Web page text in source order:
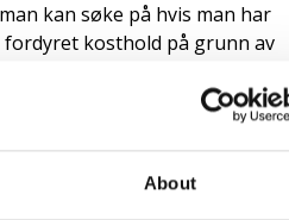
About
kan søke på hvis man har
kosthold på grunn av
riktig. NAV anerkjente ikke
Hun tok det videre til